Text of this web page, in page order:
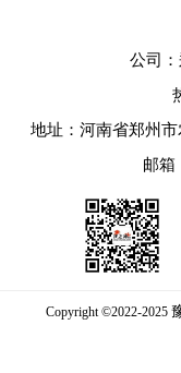
公司
地址：河南省郑州
邮箱
Copyright ©2022-2025